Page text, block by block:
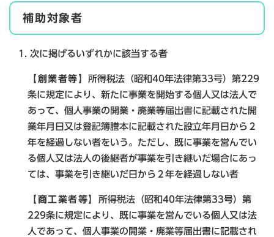
補助対象者
1. 次に掲げるいずれかに該当する者
【創業者等】 所得税法（昭和40年法律第33号）第229
条に規定により、新たに事業を開始する個人又は法人で
あって、個人事業の開業・廃業等届出書に記載された開
業年月日又は登記簿謄本に記載された設立年月日から２
年を経過しない者をいう。ただし、既に事業を営んでい
る個人又は法人の後継者が事業を引き継いだ場合にあっ
ては、事業を引き継いだ日から２年を経過しない者
【商工業者等】 所得税法（昭和40年法律第33号）第
229条に規定により、既に事業を営んでいる個人又は法
人であって、個人事業の開業・廃業等届出書に記載され